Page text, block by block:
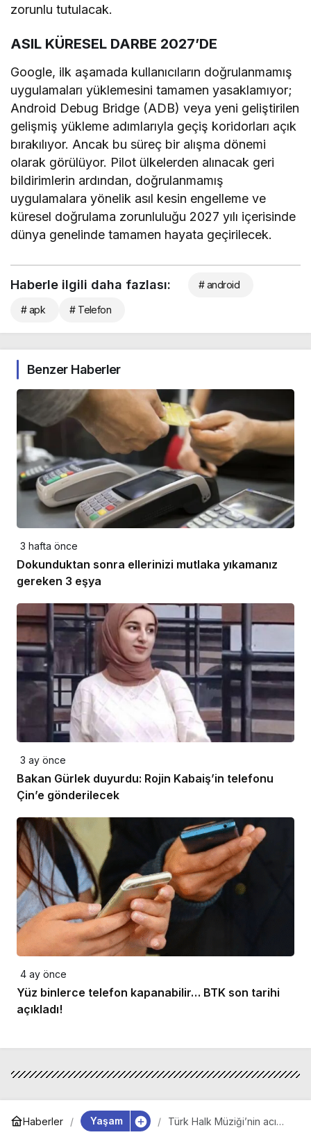
zorunlu tutulacak.
ASIL KÜRESEL DARBE 2027’DE
Google, ilk aşamada kullanıcıların doğrulanmamış
uygulamaları yüklemesini tamamen yasaklamıyor;
Android Debug Bridge (ADB) veya yeni geliştirilen
gelişmiş yükleme adımlarıyla geçiş koridorları açık
bırakılıyor. Ancak bu süreç bir alışma dönemi
olarak görülüyor. Pilot ülkelerden alınacak geri
bildirimlerin ardından, doğrulanmamış
uygulamalara yönelik asıl kesin engelleme ve
küresel doğrulama zorunluluğu 2027 yılı içerisinde
dünya genelinde tamamen hayata geçirilecek.
Haberle ilgili daha fazlası: # android
# apk # Telefon
Benzer Haberler
3 hafta önce
Dokunduktan sonra ellerinizi mutlaka yıkamanız
gereken 3 eşya
3 ay önce
Bakan Gürlek duyurdu: Rojin Kabaiş’in telefonu
Çin’e gönderilecek
4 ay önce
Yüz binlerce telefon kapanabilir… BTK son tarihi
açıkladı!
Haberler Yaşam
Türk Halk Müziği’nin acı